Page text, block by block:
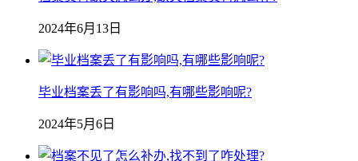
2024年6月13日
毕业档案丢了有影响吗,有哪些影响呢?
2024年5月6日